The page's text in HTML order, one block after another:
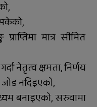
मात्र सीमित
नेतृत्व क्षमता, निर्णय
नदिइएको,
बनाइएको, सरुवामा